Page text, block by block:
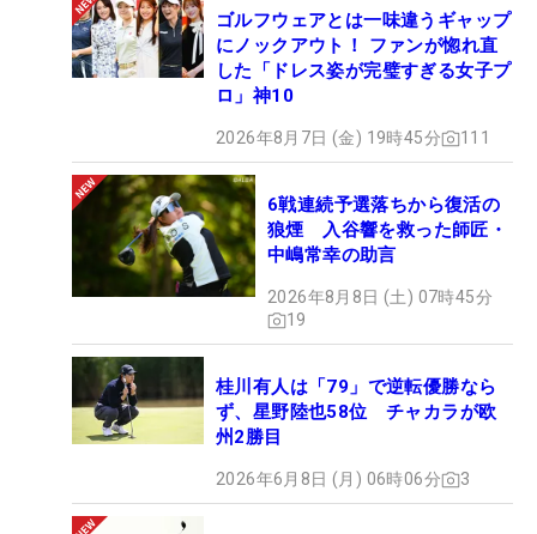
ゴルフウェアとは一味違うギャップ
にノックアウト！ ファンが惚れ直
した「ドレス姿が完璧すぎる女子プ
ロ」神10
2026年8月7日 (金) 19時45分 111
6戦連続予選落ちから復活の
狼煙 入谷響を救った師匠・
中嶋常幸の助言
2026年8月8日 (土) 07時45分
19
桂川有人は「79」で逆転優勝なら
ず、星野陸也58位 チャカラが欧
州2勝目
2026年6月8日 (月) 06時06分 3